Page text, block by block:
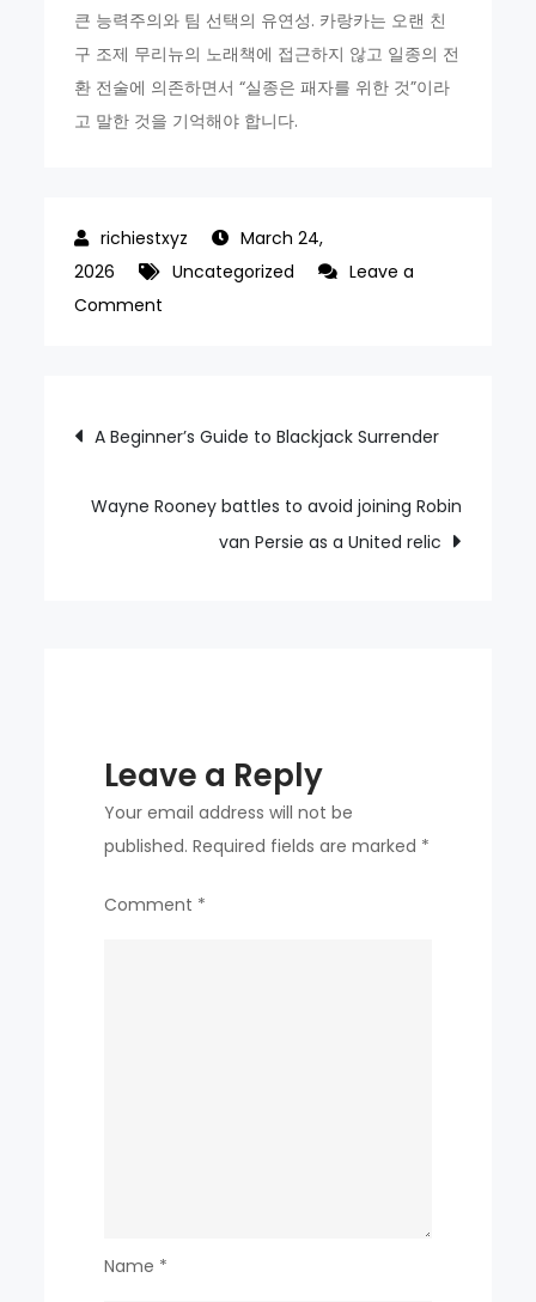
큰 능력주의와 팀 선택의 유연성. 카랑카는 오랜 친
구 조제 무리뉴의 노래책에 접근하지 않고 일종의 전
환 전술에 의존하면서 “실종은 패자를 위한 것”이라
고 말한 것을 기억해야 합니다.
March 24,
2026
Uncategorized
Leave a
Comment
south?
and
Middlesbrough
Post
navigation
A Beginner’s Guide to Blackjack Surrender
Wayne Rooney battles to avoid joining Robin
van Persie as a United relic
Leave a Reply
Your email address will not be
published. Required fields are marked *
Comment *
Name *